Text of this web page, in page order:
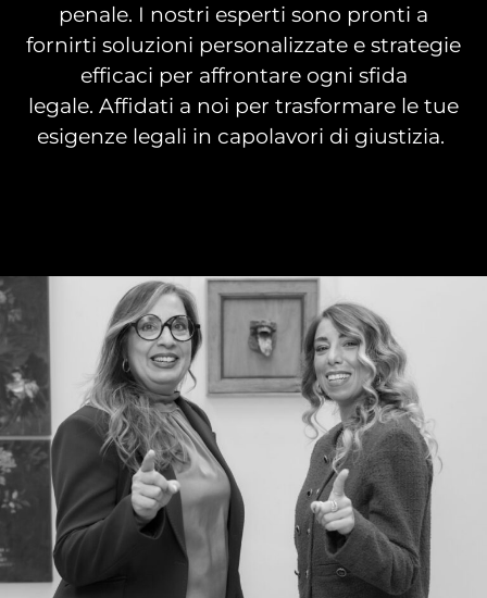
penale. I nostri esperti sono pronti a
fornirti soluzioni personalizzate e strategie
efficaci per affrontare ogni sfida
legale. Affidati a noi per trasformare le tue
esigenze legali in capolavori di giustizia.